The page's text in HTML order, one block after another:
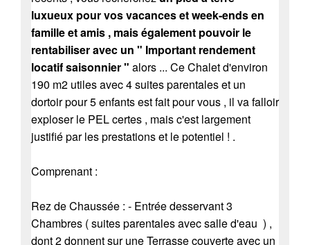
luxueux pour vos vacances et week-ends en
famille et amis , mais également pouvoir le
rentabiliser avec un " Important rendement
locatif saisonnier " alors ... Ce Chalet d'environ
190 m2 utiles avec 4 suites parentales et un
dortoir pour 5 enfants est fait pour vous , il va falloir
exploser le PEL certes , mais c'est largement
justifié par les prestations et le potentiel ! .
Comprenant :
Rez de Chaussée : - Entrée desservant 3
Chambres ( suites parentales avec salle d'eau ) ,
dont 2 donnent sur une Terrasse couverte avec un